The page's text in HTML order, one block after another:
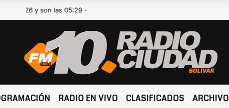
y son las 05:29 -
RADIO EN VIVO CLASIFICADOS ARCHIVO